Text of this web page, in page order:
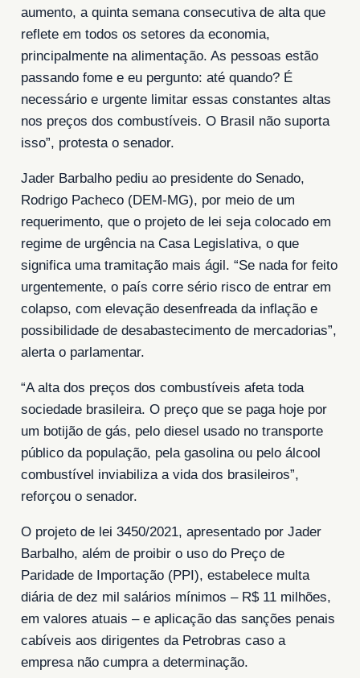
aumento, a quinta semana consecutiva de alta que
reflete em todos os setores da economia,
principalmente na alimentação. As pessoas estão
passando fome e eu pergunto: até quando? É
necessário e urgente limitar essas constantes altas
nos preços dos combustíveis. O Brasil não suporta
isso”, protesta o senador.
Jader Barbalho pediu ao presidente do Senado,
Rodrigo Pacheco (DEM-MG), por meio de um
requerimento, que o projeto de lei seja colocado em
regime de urgência na Casa Legislativa, o que
significa uma tramitação mais ágil. “Se nada for feito
urgentemente, o país corre sério risco de entrar em
colapso, com elevação desenfreada da inflação e
possibilidade de desabastecimento de mercadorias”,
alerta o parlamentar.
“A alta dos preços dos combustíveis afeta toda
sociedade brasileira. O preço que se paga hoje por
um botijão de gás, pelo diesel usado no transporte
público da população, pela gasolina ou pelo álcool
combustível inviabiliza a vida dos brasileiros”,
reforçou o senador.
O projeto de lei 3450/2021, apresentado por Jader
Barbalho, além de proibir o uso do Preço de
Paridade de Importação (PPI), estabelece multa
diária de dez mil salários mínimos – R$ 11 milhões,
em valores atuais – e aplicação das sanções penais
cabíveis aos dirigentes da Petrobras caso a
empresa não cumpra a determinação.